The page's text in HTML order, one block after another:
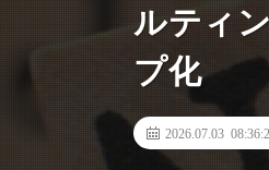
ルティ
プ化
2026.07.03